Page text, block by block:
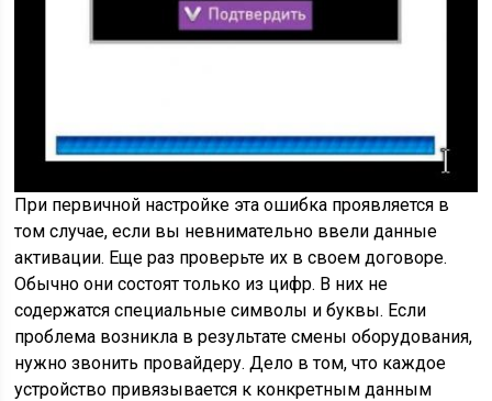
При первичной настройке эта ошибка проявляется в
том случае, если вы невнимательно ввели данные
активации. Еще раз проверьте их в своем договоре.
Обычно они состоят только из цифр. В них не
содержатся специальные символы и буквы. Если
проблема возникла в результате смены оборудования,
нужно звонить провайдеру. Дело в том, что каждое
устройство привязывается к конкретным данным